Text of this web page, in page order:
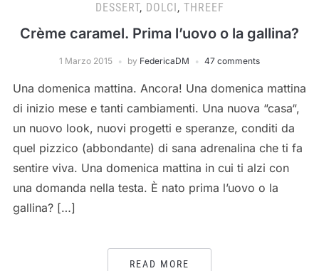
DESSERT, DOLCI, THREEF
Crème caramel. Prima l’uovo o la gallina?
1 Marzo 2015 by FedericaDM 47 comments
Una domenica mattina. Ancora! Una domenica mattina
di inizio mese e tanti cambiamenti. Una nuova “casa“,
un nuovo look, nuovi progetti e speranze, conditi da
quel pizzico (abbondante) di sana adrenalina che ti fa
sentire viva. Una domenica mattina in cui ti alzi con
una domanda nella testa. È nato prima l’uovo o la
gallina? […]
READ MORE